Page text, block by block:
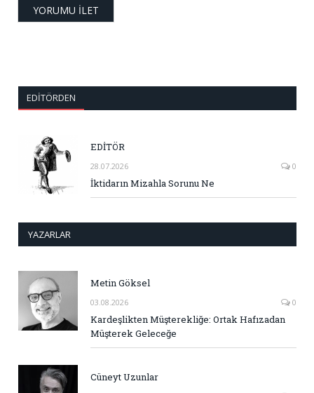
EDITÖRDEN
EDİTÖR
28.07.2026 0
İktidarın Mizahla Sorunu Ne
YAZARLAR
Metin Göksel
03.08.2026 0
Kardeşlikten Müşterekliğe: Ortak Hafızadan
Müşterek Geleceğe
Cüneyt Uzunlar